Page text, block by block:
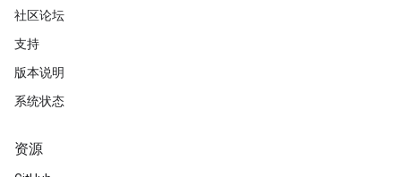
社区论坛
支持
版本说明
系统状态
资源